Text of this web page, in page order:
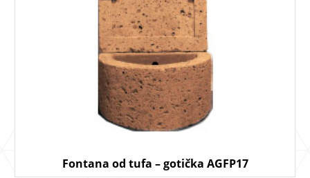
Fontana od tufa – gotička AGFP17